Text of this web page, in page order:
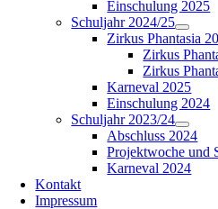
Einschulung 2025
Schuljahr 2024/25
Zirkus Phantasia
Zirkus
Zirkus
Karneval 2025
Einschulung 2024
Schuljahr 2023/24
Abschluss 2024
Projektwoche und
Karneval 2024
Kontakt
Impressum